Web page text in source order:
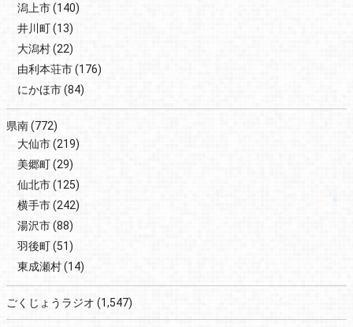
潟上市(140)
井川町(13)
大潟村(22)
由利本荘市(176)
にかほ市(84)
県南(772)
大仙市(219)
美郷町(29)
仙北市(125)
横手市(242)
湯沢市(88)
羽後町(51)
東成瀬村(14)
ごくじょうラジオ (1,547)